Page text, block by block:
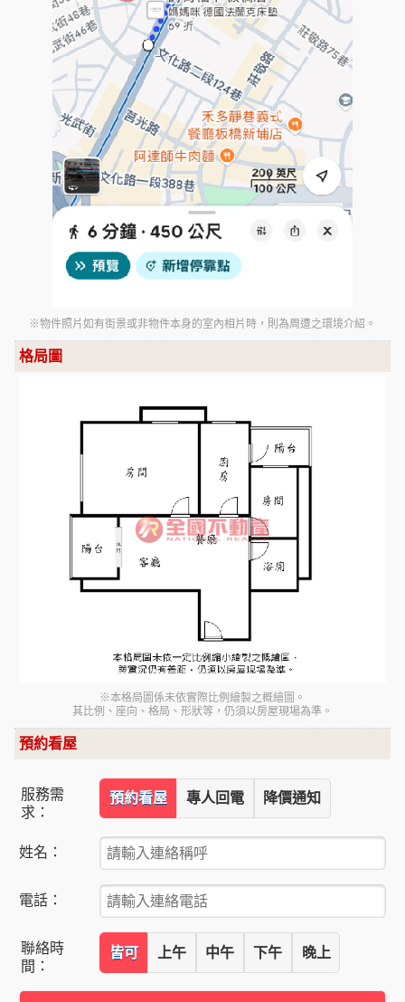
※物件照片如有街景或非物件本身的室內相片時，則為周遭之環境介紹。
格局圖
※本格局圖係未依實際比例繪製之概繪圖。
其比例、座向、格局、形狀等，仍須以房屋現場為準。
預約看屋
服務需
求：
預約看屋 專人回電 降價通知
姓名：
電話：
聯絡時
間：
皆可 上午 中午 下午 晚上